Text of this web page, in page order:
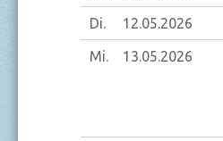
Di. 12.05.2026
Mi. 13.05.2026